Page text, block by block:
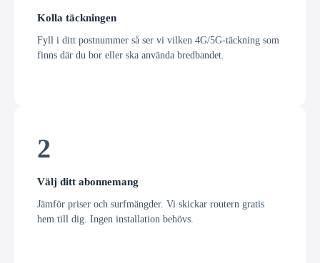
Kolla täckningen
Fyll i ditt postnummer så ser vi vilken 4G/5G-täckning som
finns där du bor eller ska använda bredbandet.
2
Välj ditt abonnemang
Jämför priser och surfmängder. Vi skickar routern gratis
hem till dig. Ingen installation behövs.